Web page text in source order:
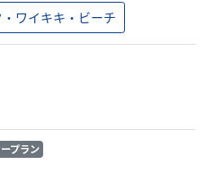
ワイキキ・ビーチ
プラン